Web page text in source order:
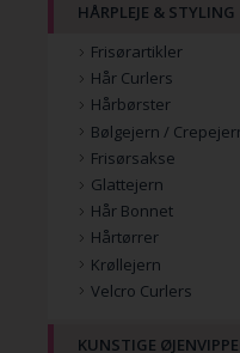
HÅRPLEJE & STYLING
Frisørartikler
Hår Curlers
Hårbørster
Bølgejern /
Frisørsakse
Glattejern
Hår Bonnet
Hårtørrer
Krøllejern
Velcro Curlers
KUNSTIGE